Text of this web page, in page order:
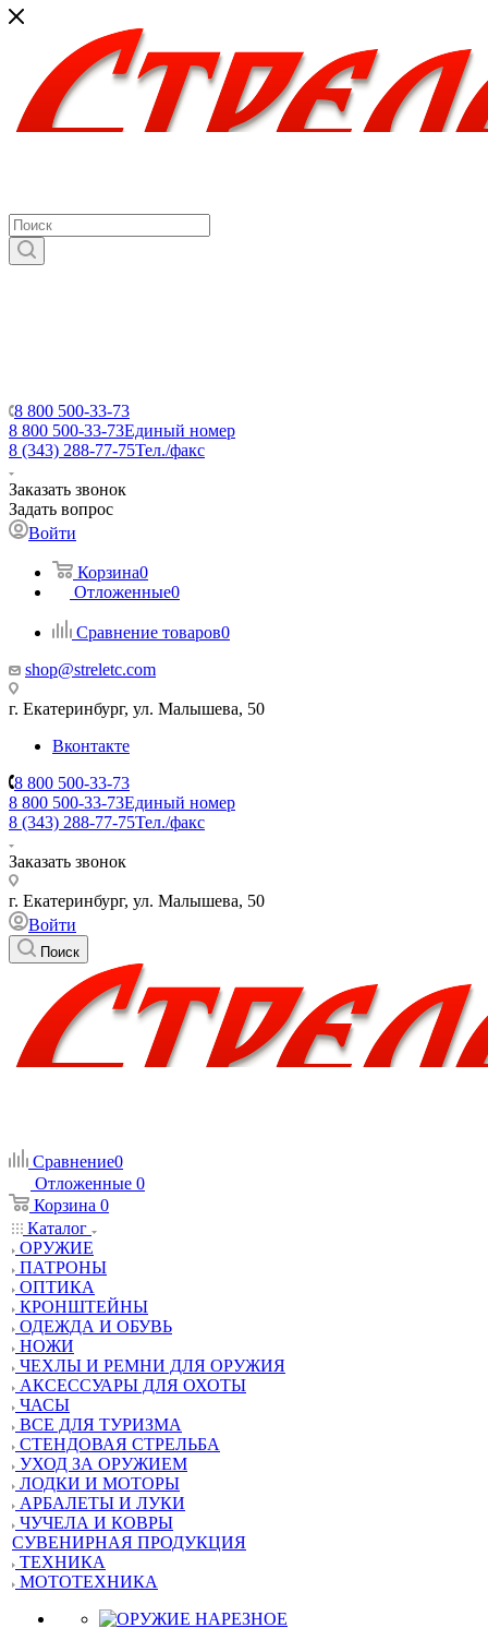
8 800 500-33-73
8 800 500-33-73Единый номер
8 (343) 288-77-75Тел./факс
Заказать звонок
Задать вопрос
Войти
Корзина0
Отложенные0
Сравнение товаров0
shop@streletc.com
г. Екатеринбург, ул. Малышева, 50
Вконтакте
8 800 500-33-73
8 800 500-33-73Единый номер
8 (343) 288-77-75Тел./факс
Заказать звонок
г. Екатеринбург, ул. Малышева, 50
Войти
Поиск
Сравнение0
Отложенные 0
Корзина 0
Каталог
ОРУЖИЕ
ПАТРОНЫ
ОПТИКА
КРОНШТЕЙНЫ
ОДЕЖДА И ОБУВЬ
НОЖИ
ЧЕХЛЫ И РЕМНИ ДЛЯ ОРУЖИЯ
АКСЕССУАРЫ ДЛЯ ОХОТЫ
ЧАСЫ
ВСЕ ДЛЯ ТУРИЗМА
СТЕНДОВАЯ СТРЕЛЬБА
УХОД ЗА ОРУЖИЕМ
ЛОДКИ И МОТОРЫ
АРБАЛЕТЫ И ЛУКИ
ЧУЧЕЛА И КОВРЫ
СУВЕНИРНАЯ ПРОДУКЦИЯ
ТЕХНИКА
МОТОТЕХНИКА